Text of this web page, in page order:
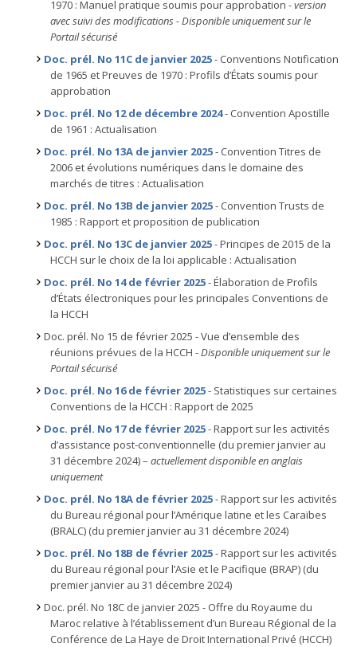
1970 : Manuel pratique soumis pour approbation - version
avec suivi des modifications - Disponible uniquement sur le
Portail sécurisé
Doc. prél. No 11C de janvier 2025- Conventions Notification
de 1965 et Preuves de 1970 : Profils d’États soumis pour
approbation
Doc. prél. No 12 de décembre 2024- Convention Apostille
de 1961 : Actualisation
Doc. prél. No 13A de janvier 2025- Convention Titres de
2006 et évolutions numériques dans le domaine des
marchés de titres : Actualisation
Doc. prél. No 13B de janvier 2025- Convention Trusts de
1985 : Rapport et proposition de publication
Doc. prél. No 13C de janvier 2025- Principes de 2015 de la
HCCH sur le choix de la loi applicable : Actualisation
Doc. prél. No 14 de février 2025- Élaboration de Profils
d’États électroniques pour les principales Conventions de
la HCCH
Doc. prél. No 15 de février 2025 - Vue d’ensemble des
réunions prévues de la HCCH -Disponible uniquement sur le
Portail sécurisé
Doc. prél. No 16 de février 2025- Statistiques sur certaines
Conventions de la HCCH : Rapport de 2025
Doc. prél. No 17 de février 2025- Rapport sur les activités
d’assistance post-conventionnelle (du premier janvier au
31 décembre 2024) – actuellement disponible en anglais
uniquement
Doc. prél. No 18A de février 2025- Rapport sur les activités
du Bureau régional pour l’Amérique latine et les Caraïbes
(BRALC) (du premier janvier au 31 décembre 2024)
Doc. prél. No 18B de février 2025- Rapport sur les activités
du Bureau régional pour l’Asie et le Pacifique (BRAP) (du
premier janvier au 31 décembre 2024)
Doc. prél. No 18C de janvier 2025 - Offre du Royaume du
Maroc relative à l’établissement d’un Bureau Régional de la
Conférence de La Haye de Droit International Privé (HCCH)